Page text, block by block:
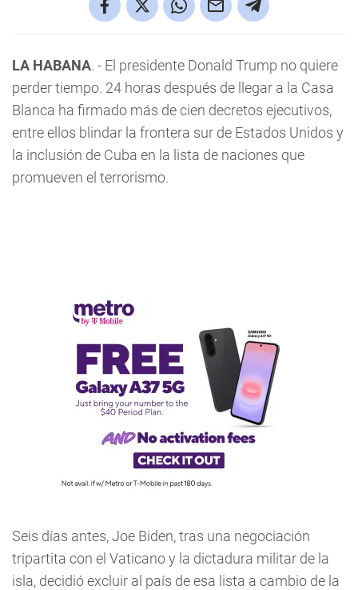
LA HABANA. - El presidente Donald Trump no quiere
perder tiempo. 24 horas después de llegar a la Casa
Blanca ha firmado más de cien decretos ejecutivos,
entre ellos blindar la frontera sur de Estados Unidos y
la inclusión de Cuba en la lista de naciones que
promueven el terrorismo.
Seis días antes, Joe Biden, tras una negociación
tripartita con el Vaticano y la dictadura militar de la
isla, decidió excluir al país de esa lista a cambio de la